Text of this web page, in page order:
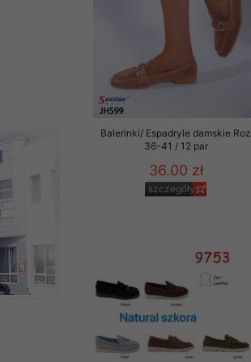
Balerinki/ Espadryle damskie Roz
36-41 / 12 par
36.00 zł
szczegóły